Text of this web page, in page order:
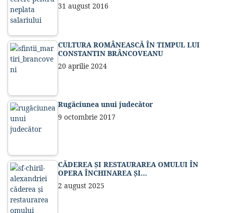
31 august 2016
CULTURA ROMÂNEASCĂ ÎN TIMPUL LUI
CONSTANTIN BRÂNCOVEANU
20 aprilie 2024
Rugăciunea unui judecător
9 octombrie 2017
CĂDEREA ȘI RESTAURAREA OMULUI ÎN
OPERA ÎNCHINAREA ȘI…
2 august 2025